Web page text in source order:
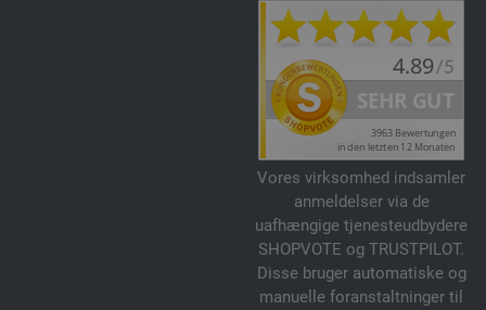
Vores virksomhed indsamler
anmeldelser via de
uafhængige tjenesteudbydere
SHOPVOTE og TRUSTPILOT.
Disse bruger automatiske og
manuelle foranstaltninger til